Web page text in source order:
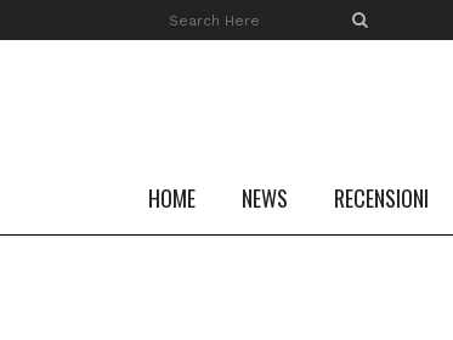
HOME NEWS RECENSIONI